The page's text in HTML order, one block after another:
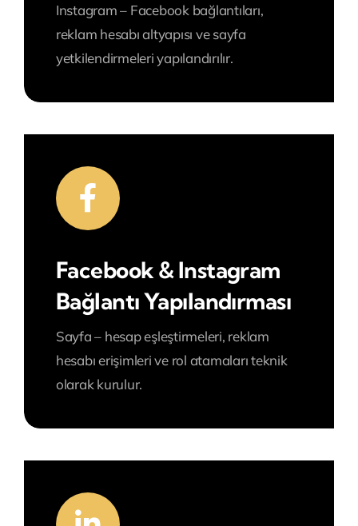
Instagram – Facebook bağlantıları,
reklam hesabı altyapısı ve sayfa
yetkilendirmeleri yapılandırılır.
Facebook & Instagram
Bağlantı Yapılandırması
Sayfa – hesap eşleştirmeleri, reklam
hesabı erişimleri ve rol atamaları teknik
olarak kurulur.